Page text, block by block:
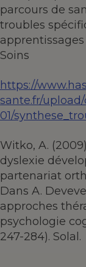
parcours de
troubles
apprentissages
Soins
https://
sante.fr/
01/
Witko, A.
dyslexie
partenariat
Dans A.
approches
psychologie
247-284). Solal.